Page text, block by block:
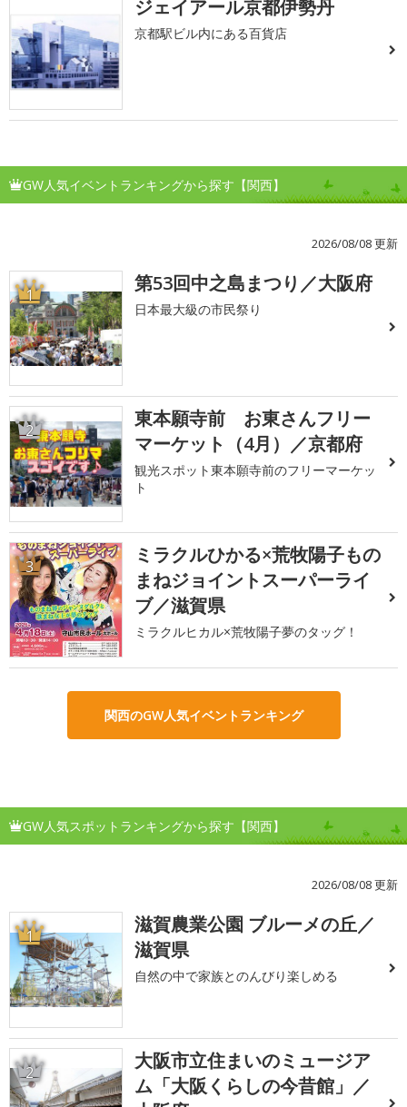
ジェイアール京都伊勢丹
京都駅ビル内にある百貨店
GW人気イベントランキングから探す【関西】
2026/08/08 更新
1 第53回中之島まつり／大阪府
日本最大級の市民祭り
2
東本願寺前 お東さんフリー
マーケット（4月）／京都府
観光スポット東本願寺前のフリーマーケッ
ト
3
ミラクルひかる×荒牧陽子もの
まねジョイントスーパーライ
ブ／滋賀県
ミラクルヒカル×荒牧陽子夢のタッグ！
関西のGW人気イベントランキング
GW人気スポットランキングから探す【関西】
2026/08/08 更新
1
滋賀農業公園 ブルーメの丘／
滋賀県
自然の中で家族とのんびり楽しめる
2
大阪市立住まいのミュージア
ム「大阪くらしの今昔館」／